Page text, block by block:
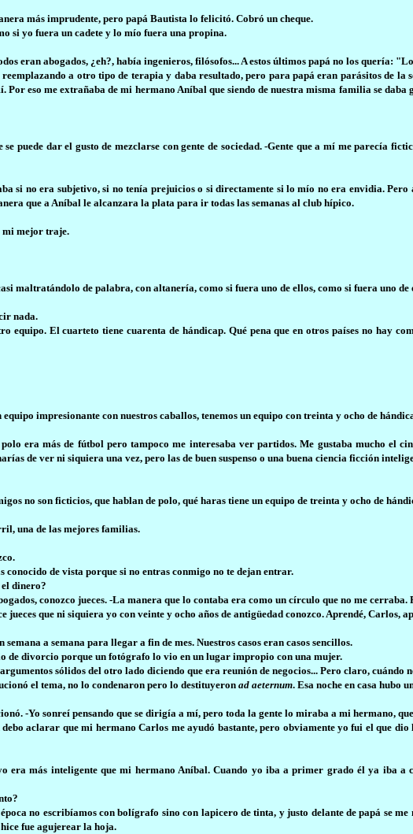
más imprudente, pero papá Bautista lo felicitó. Cobró un cheque.
si yo fuera un cadete y lo mío fuera una propina.
eran abogados, ¿eh?, había ingenieros, filósofos... A estos últimos papá no los quería:
a otro tipo de terapia y daba resultado, pero para papá eran parásitos de la
Por eso me extrañaba de mi hermano Aníbal que siendo de nuestra misma familia se
puede dar el gusto de mezclarse con gente de sociedad. -Gente que a mí me parecía
si no era subjetivo, si no tenía prejuicios o si directamente si lo mío no era envidia.
que a Aníbal le alcanzara la plata para ir todas las semanas al club hípico.
mi mejor traje.
maltratándolo de palabra, con altanería, como si fuera uno de ellos, como si fuera uno
nada.
equipo. El cuarteto tiene cuarenta de hándicap. Qué pena que en otros países no hay
impresionante con nuestros caballos, tenemos un equipo con treinta y ocho de
era más de fútbol pero tampoco me interesaba ver partidos. Me gustaba mucho el
de ver ni siquiera una vez, pero las de buen suspenso o una buena ciencia ficción
no son ficticios, que hablan de polo, qué haras tiene un equipo de treinta y ocho de
una de las mejores familias.
de vista porque si no entras conmigo no te dejan entrar.
el dinero?
conozco jueces. -La manera que lo contaba era como un círculo que no me
jueces que ni siquiera yo con veinte y ocho años de antigüedad conozco. Aprendé, Carlos,
a semana para llegar a fin de mes. Nuestros casos eran casos sencillos.
de divorcio porque un fotógrafo lo vio en un lugar impropio con una mujer.
sólidos del otro lado diciendo que era reunión de negocios... Pero claro, cuándo
el tema, no lo condenaron pero lo destituyeron ad aeternum. Esa noche en casa hubo
-Yo sonreí pensando que se dirigía a mí, pero toda la gente lo miraba a mi hermano,
aclarar que mi hermano Carlos me ayudó bastante, pero obviamente yo fui el que
era más inteligente que mi hermano Aníbal. Cuando yo iba a primer grado él ya iba
no escribíamos con bolígrafo sino con lapicero de tinta, y justo delante de papá se
fue agujerear la hoja.